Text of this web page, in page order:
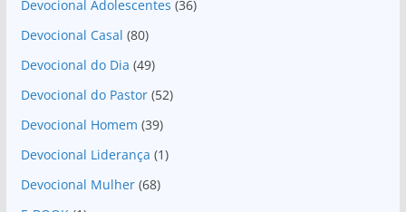
Devocional Adolescentes (36)
Devocional Casal (80)
Devocional do Dia (49)
Devocional do Pastor(52)
Devocional Homem (39)
Devocional Liderança (1)
Devocional Mulher(68)